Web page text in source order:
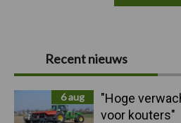
Primaire
Sidebar
Recent nieuws
6 aug
"Hoge
voor kouters"